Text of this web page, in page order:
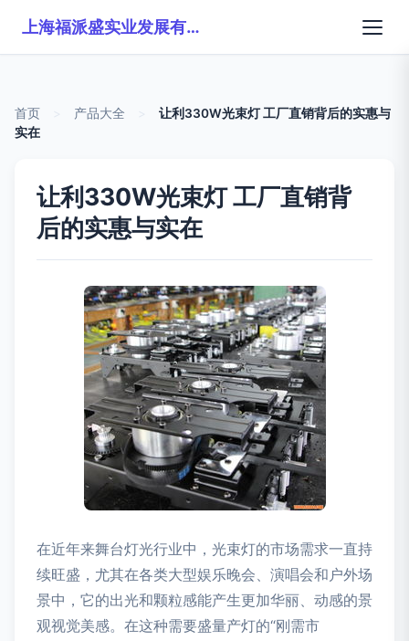
上海福派盛实业发展有限公司
首页 产品大全
让利330W光束灯 工厂直销背后的实惠与
实在
让利330W光束灯 工厂直销背
后的实惠与实在
在近年来舞台灯光行业中，光束灯的市场需求一直持
续旺盛，尤其在各类大型娱乐晚会、演唱会和户外场
景中，它的出光和颗粒感能产生更加华丽、动感的景
观视觉美感。在这种需要盛量产灯的“刚需市